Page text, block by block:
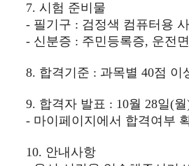
7. 시험 준비물
- 필기구 : 검정색 컴퓨터용
- 신분증 : 주민등록증, 운전
8. 합격기준 : 과목별 40점 이
9. 합격자 발표 : 10월 28일(월
- 마이페이지에서 합격여부
10. 안내사항